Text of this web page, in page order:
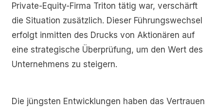
Private-Equity-Firma Triton tätig war, verschärft
die Situation zusätzlich. Dieser Führungswechsel
erfolgt inmitten des Drucks von Aktionären auf
eine strategische Überprüfung, um den Wert des
Unternehmens zu steigern.
Die jüngsten Entwicklungen haben das Vertrauen